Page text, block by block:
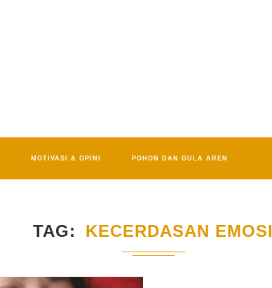
MOTIVASI & OPINI POHON DAN GULA AREN
TAG KECERDASAN EMOSI